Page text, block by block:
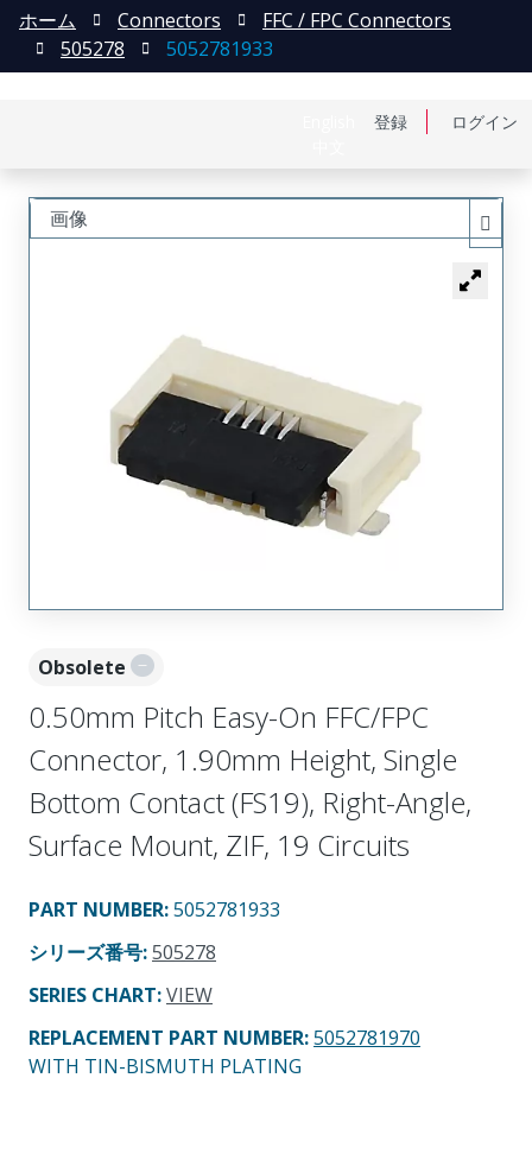
登録 ログイン
ホーム Connectors
FFC / FPC Connectors
505278
5052781933
Obsolete
0.50mm Pitch Easy-On FFC/FPC
Connector, 1.90mm Height, Single
Bottom Contact (FS19), Right-Angle,
Surface Mount, ZIF, 19 Circuits
PART NUMBER:5052781933
シリーズ番号:505278
SERIES CHART:VIEW
REPLACEMENT PART NUMBER:5052781970
WITH TIN-BISMUTH PLATING
画像